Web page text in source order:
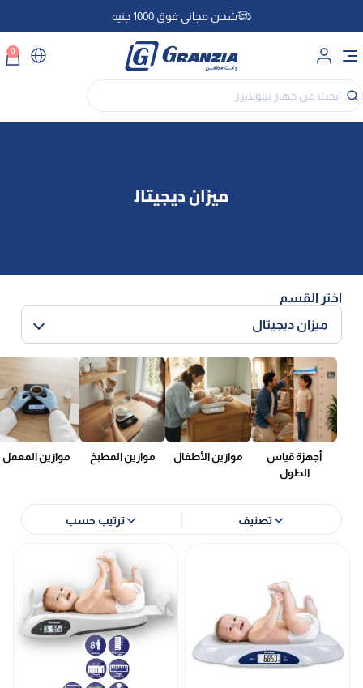
شحن مجاني فوق 1000 جنيه
0
اختر القسم
ميزان ديجيتال
أجهزة قياس
الطول
موازين الأطفال موازين المطبخ موازين المعمل
تصنيف ترتيب حسب